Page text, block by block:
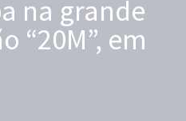
na grande
“20M”, em